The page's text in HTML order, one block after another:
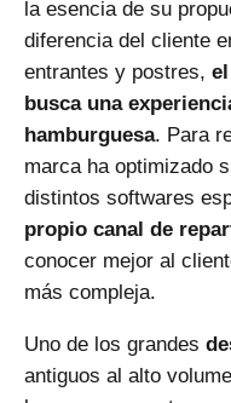
la esencia de su
diferencia del cliente
entrantes y postres,
busca una
hamburguesa. Para
marca ha optimizado
distintos softwares
propio canal de
conocer mejor al
más compleja.
Uno de los grandes
antiguos al alto